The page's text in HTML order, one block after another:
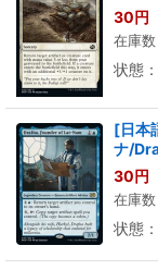
30円
在庫
状態
[日本
ナ/
30円
在庫
状態